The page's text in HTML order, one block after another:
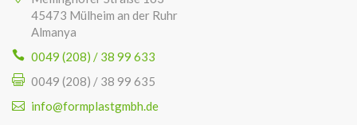
45473 Mülheim an der Ruhr
Almanya
0049 (208) / 38 99 633
0049 (208) / 38 99 635
info@formplastgmbh.de